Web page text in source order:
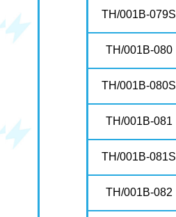
TH/001B-079S
TH/001B-080
TH/001B-080S
TH/001B-081
TH/001B-081S
TH/001B-082